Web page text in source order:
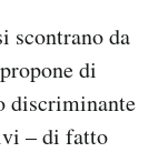
scontrano da
di
discriminante
– di fatto